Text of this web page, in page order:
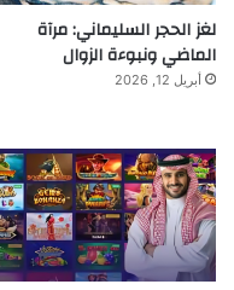
لغز الحجر السليماني: مرآة
الماضي ونبوءة الزوال
أبريل 12, 2026